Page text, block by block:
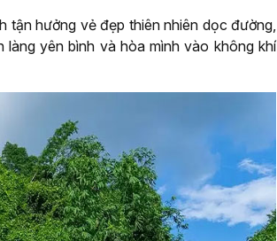
tận hưởng vẻ đẹp thiên nhiên dọc đường,
yên bình và hòa mình vào không khí